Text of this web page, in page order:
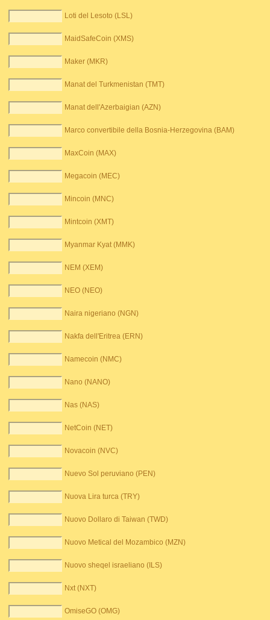
Loti del Lesoto (LSL)
MaidSafeCoin (XMS)
Maker (MKR)
Manat del Turkmenistan (TMT)
Manat dell'Azerbaigian (AZN)
Marco convertibile della Bosnia-Herzegovina (BAM)
MaxCoin (MAX)
Megacoin (MEC)
Mincoin (MNC)
Mintcoin (XMT)
Myanmar Kyat (MMK)
NEM (XEM)
NEO (NEO)
Naira nigeriano (NGN)
Nakfa dell'Eritrea (ERN)
Namecoin (NMC)
Nano (NANO)
Nas (NAS)
NetCoin (NET)
Novacoin (NVC)
Nuevo Sol peruviano (PEN)
Nuova Lira turca (TRY)
Nuovo Dollaro di Taiwan (TWD)
Nuovo Metical del Mozambico (MZN)
Nuovo sheqel israeliano (ILS)
Nxt (NXT)
OmiseGO (OMG)